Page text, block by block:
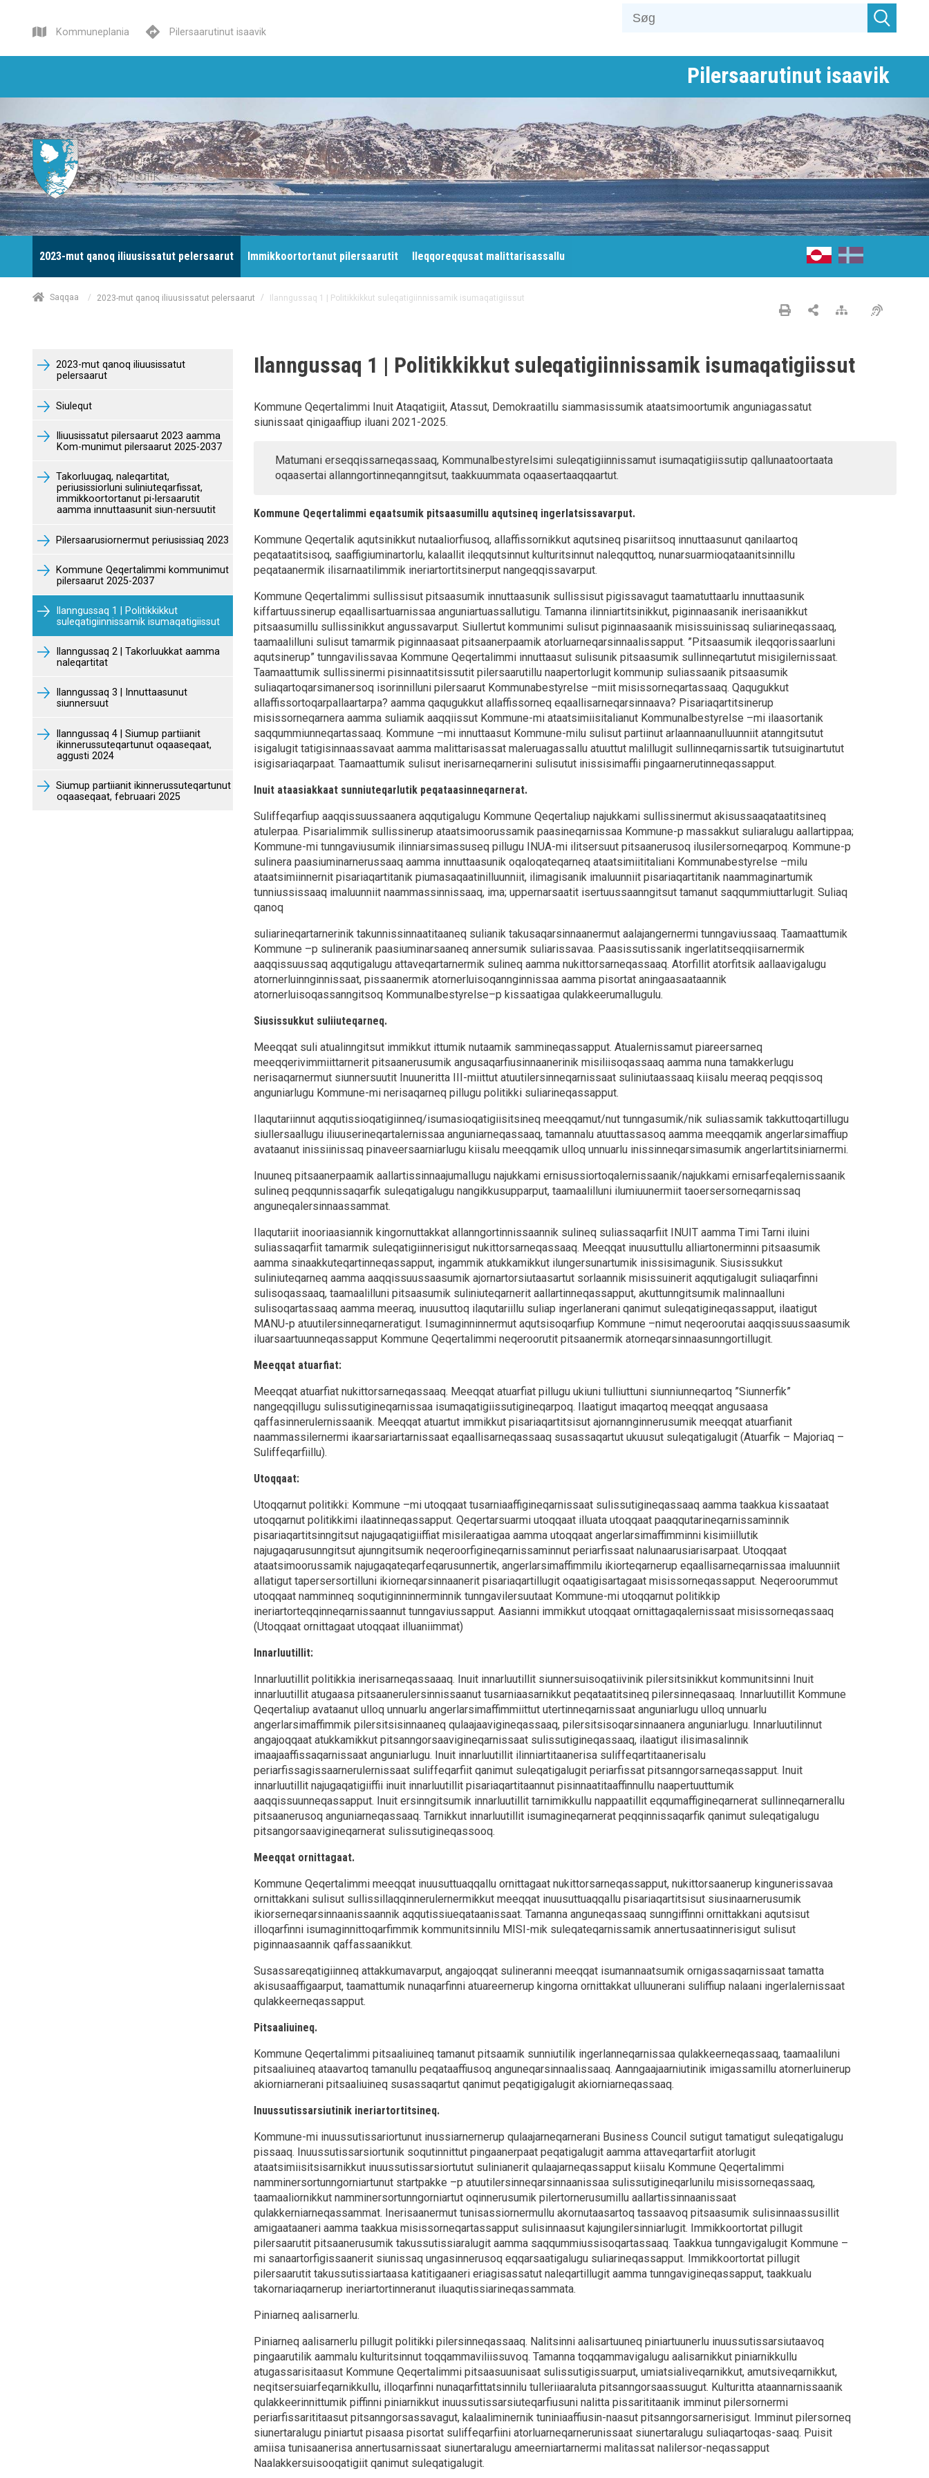
Kommuneplania Pilersaarutinut isaavik
Pilersaarutinut isaavik
2023-mut qanoq iliuusissatut pelersaarut Immikkoortortanut pilersaarutit Ileqqoreqqusat malittarisassallu
Saqqaa / 2023-mut qanoq iliuusissatut pelersaarut / Ilanngussaq 1 | Politikkikkut suleqatigiinnissamik isumaqatigiissut
2023-mut qanoq iliuusissatut
pelersaarut
Siulequt
Iliuusissatut pilersaarut 2023 aamma
Kom-munimut pilersaarut 2025-2037
Takorluugaq, naleqartitat,
periusissiorluni suliniuteqarfissat,
immikkoortortanut pi-lersaarutit
aamma innuttaasunit siun-nersuutit
Pilersaarusiornermut periusissiaq 2023
Kommune Qeqertalimmi kommunimut
pilersaarut 2025-2037
Ilanngussaq 1 | Politikkikkut
suleqatigiinnissamik isumaqatigiissut
Ilanngussaq 2 | Takorluukkat aamma
naleqartitat
Ilanngussaq 3 | Innuttaasunut
siunnersuut
Ilanngussaq 4 | Siumup partiianit
ikinnerussuteqartunut oqaaseqaat,
aggusti 2024
Siumup partiianit ikinnerussuteqartunut
oqaaseqaat, februaari 2025
Ilanngussaq 1 | Politikkikkut suleqatigiinnissamik isumaqatigiissut
Kommune Qeqertalimmi Inuit Ataqatigiit, Atassut, Demokraatillu siammasissumik ataatsimoortumik anguniagassatut
siunissaat qinigaaffiup iluani 2021-2025.
Matumani erseqqissarneqassaaq, Kommunalbestyrelsimi suleqatigiinnissamut isumaqatigiissutip qallunaatoortaata
oqaasertai allanngortinneqanngitsut, taakkuummata oqaasertaaqqaartut.
Kommune Qeqertalimmi eqaatsumik pitsaasumillu aqutsineq ingerlatsissavarput.
Kommune Qeqertalik aqutsinikkut nutaaliorfiusoq, allaffissornikkut aqutsineq pisariitsoq innuttaasunut qanilaartoq
peqataatitsisoq, saaffigiuminartorlu, kalaallit ileqqutsinnut kulturitsinnut naleqquttoq, nunarsuarmioqataanitsinnillu
peqataanermik ilisarnaatilimmik ineriartortitsinerput nangeqqissavarput.
Kommune Qeqertalimmi sullissisut pitsaasumik innuttaasunik sullissisut pigissavagut taamatuttaarlu innuttaasunik
kiffartuussinerup eqaallisartuarnissaa anguniartuassallutigu. Tamanna ilinniartitsinikkut, piginnaasanik inerisaanikkut
pitsaasumillu sullissinikkut angussavarput. Siullertut kommunimi sulisut piginnaasaanik misissuinissaq suliarineqassaaq,
taamaalilluni sulisut tamarmik piginnaasaat pitsaanerpaamik atorluarneqarsinnaalissapput. ”Pitsaasumik ileqqorissaarluni
aqutsinerup” tunngavilissavaa Kommune Qeqertalimmi innuttaasut sulisunik pitsaasumik sullinneqartutut misigilernissaat.
Taamaattumik sullissinermi pisinnaatitsissutit pilersaarutillu naapertorlugit kommunip suliassaanik pitsaasumik
suliaqartoqarsimanersoq isorinnilluni pilersaarut Kommunabestyrelse –miit misissorneqartassaaq. Qaqugukkut
allaffissortoqarpallaartarpa? aamma qaqugukkut allaffissorneq eqaallisarneqarsinnaava? Pisariaqartitsinerup
misissorneqarnera aamma suliamik aaqqiissut Kommune-mi ataatsimiisitalianut Kommunalbestyrelse –mi ilaasortanik
saqqummiunneqartassaaq. Kommune –mi innuttaasut Kommune-milu sulisut partiinut arlaannaanulluunniit atanngitsutut
isigalugit tatigisinnaassavaat aamma malittarisassat maleruagassallu atuuttut malillugit sullinneqarnissartik tutsuiginartutut
isigisariaqarpaat. Taamaattumik sulisut inerisarneqarnerini sulisutut inissisimaffii pingaarnerutinneqassapput.
Inuit ataasiakkaat sunniuteqarlutik peqataasinneqarnerat.
Suliffeqarfiup aaqqissuussaanera aqqutigalugu Kommune Qeqertaliup najukkami sullissinermut akisussaaqataatitsineq
atulerpaa. Pisarialimmik sullissinerup ataatsimoorussamik paasineqarnissaa Kommune-p massakkut suliaralugu aallartippaa;
Kommune-mi tunngaviusumik ilinniarsimassuseq pillugu INUA-mi ilitsersuut pitsaanerusoq ilusilersorneqarpoq. Kommune-p
sulinera paasiuminarnerussaaq aamma innuttaasunik oqaloqateqarneq ataatsimiititaliani Kommunabestyrelse –milu
ataatsimiinnernit pisariaqartitanik piumasaqaatinilluunniit, ilimagisanik imaluunniit pisariaqartitanik naammaginartumik
tunniussissaaq imaluunniit naammassinnissaaq, ima; uppernarsaatit isertuussaanngitsut tamanut saqqummiuttarlugit. Suliaq
qanoq
suliarineqartarnerinik takunnissinnaatitaaneq sulianik takusaqarsinnaanermut aalajangernermi tunngaviussaaq. Taamaattumik
Kommune –p sulineranik paasiuminarsaaneq annersumik suliarissavaa. Paasissutissanik ingerlatitseqqiisarnermik
aaqqissuussaq aqqutigalugu attaveqartarnermik sulineq aamma nukittorsarneqassaaq. Atorfillit atorfitsik aallaavigalugu
atornerluinnginnissaat, pissaanermik atornerluisoqannginnissaa aamma pisortat aningaasaataannik
atornerluisoqassanngitsoq Kommunalbestyrelse–p kissaatigaa qulakkeerumallugulu.
Siusissukkut suliiuteqarneq.
Meeqqat suli atualinngitsut immikkut ittumik nutaamik sammineqassapput. Atualernissamut piareersarneq
meeqqerivimmiittarnerit pitsaanerusumik angusaqarfiusinnaanerinik misiliisoqassaaq aamma nuna tamakkerlugu
nerisaqarnermut siunnersuutit Inuuneritta III-miittut atuutilersinneqarnissaat suliniutaassaaq kiisalu meeraq peqqissoq
anguniarlugu Kommune-mi nerisaqarneq pillugu politikki suliarineqassapput.
Ilaqutariinnut aqqutissioqatigiinneq/isumasioqatigiisitsineq meeqqamut/nut tunngasumik/nik suliassamik takkuttoqartillugu
siullersaallugu iliuuserineqartalernissaa anguniarneqassaaq, tamannalu atuuttassasoq aamma meeqqamik angerlarsimaffiup
avataanut inissiinissaq pinaveersaarniarlugu kiisalu meeqqamik ulloq unnuarlu inissinneqarsimasumik angerlartitsiniarnermi.
Inuuneq pitsaanerpaamik aallartissinnaajumallugu najukkami ernisussiortoqalernissaanik/najukkami ernisarfeqalernissaanik
sulineq peqqunnissaqarfik suleqatigalugu nangikkusupparput, taamaalilluni ilumiuunermiit taoersersorneqarnissaq
anguneqalersinnaassammat.
Ilaqutariit inooriaasiannik kingornuttakkat allanngortinnissaannik sulineq suliassaqarfiit INUIT aamma Timi Tarni iluini
suliassaqarfiit tamarmik suleqatigiinnerisigut nukittorsarneqassaaq. Meeqqat inuusuttullu alliartonerminni pitsaasumik
aamma sinaakkuteqartinneqassapput, ingammik atukkamikkut ilungersunartumik inissisimagunik. Siusissukkut
suliniuteqarneq aamma aaqqissuussaasumik ajornartorsiutaasartut sorlaannik misissuinerit aqqutigalugit suliaqarfinni
sulisoqassaaq, taamaalilluni pitsaasumik suliniuteqarnerit aallartinneqassapput, akuttunngitsumik malinnaalluni
sulisoqartassaaq aamma meeraq, inuusuttoq ilaqutariillu suliap ingerlanerani qanimut suleqatigineqassapput, ilaatigut
MANU-p atuutilersinneqarneratigut. Isumaginninnermut aqutsisoqarfiup Kommune –nimut neqeroorutai aaqqissuussaasumik
iluarsaartuunneqassapput Kommune Qeqertalimmi neqeroorutit pitsaanermik atorneqarsinnaasunngortillugit.
Meeqqat atuarfiat:
Meeqqat atuarfiat nukittorsarneqassaaq. Meeqqat atuarfiat pillugu ukiuni tulliuttuni siunniunneqartoq ”Siunnerfik”
nangeqqillugu sulissutigineqarnissaa isumaqatigiissutigineqarpoq. Ilaatigut imaqartoq meeqqat angusaasa
qaffasinnerulernissaanik. Meeqqat atuartut immikkut pisariaqartitsisut ajornannginnerusumik meeqqat atuarfianit
naammassilernermi ikaarsariartarnissaat eqaallisarneqassaaq susassaqartut ukuusut suleqatigalugit (Atuarfik – Majoriaq –
Suliffeqarfiillu).
Utoqqaat:
Utoqqarnut politikki: Kommune –mi utoqqaat tusarniaaffigineqarnissaat sulissutigineqassaaq aamma taakkua kissaataat
utoqqarnut politikkimi ilaatinneqassapput. Qeqertarsuarmi utoqqaat illuata utoqqaat paaqqutarineqarnissaminnik
pisariaqartitsinngitsut najugaqatigiiffiat misileraatigaa aamma utoqqaat angerlarsimaffimminni kisimiillutik
najugaqarusunngitsut ajunngitsumik neqeroorfigineqarnissaminnut periarfissaat nalunaarusiarisarpaat. Utoqqaat
ataatsimoorussamik najugaqateqarfeqarusunnertik, angerlarsimaffimmilu ikiorteqarnerup eqaallisarneqarnissaa imaluunniit
allatigut tapersersortilluni ikiorneqarsinnaanerit pisariaqartillugit oqaatigisartagaat misissorneqassapput. Neqeroorummut
utoqqaat namminneq soqutiginninnerminnik tunngavilersuutaat Kommune-mi utoqqarnut politikkip
ineriartorteqqinneqarnissaannut tunngaviussapput. Aasianni immikkut utoqqaat ornittagaqalernissaat misissorneqassaaq
(Utoqqaat ornittagaat utoqqaat illuaniimmat)
Innarluutillit:
Innarluutillit politikkia inerisarneqassaaaq. Inuit innarluutillit siunnersuisoqatiivinik pilersitsinikkut kommunitsinni Inuit
innarluutillit atugaasa pitsaanerulersinnissaanut tusarniaasarnikkut peqataatitsineq pilersinneqasaaq. Innarluutillit Kommune
Qeqertaliup avataanut ulloq unnuarlu angerlarsimaffimmiittut utertinneqarnissaat anguniarlugu ulloq unnuarlu
angerlarsimaffimmik pilersitsisinnaaneq qulaajaavigineqassaaq, pilersitsisoqarsinnaanera anguniarlugu. Innarluutilinnut
angajoqqaat atukkamikkut pitsanngorsaavigineqarnissaat sulissutigineqassaaq, ilaatigut ilisimasalinnik
imaajaaffissaqarnissaat anguniarlugu. Inuit innarluutillit ilinniartitaanerisa suliffeqartitaanerisalu
periarfissagissaarnerulernissaat suliffeqarfiit qanimut suleqatigalugit periarfissat pitsanngorsarneqassapput. Inuit
innarluutillit najugaqatigiiffii inuit innarluutillit pisariaqartitaannut pisinnaatitaaffinnullu naapertuuttumik
aaqqissuunneqassapput. Inuit ersinngitsumik innarluutillit tarnimikkullu nappaatillit eqqumaffigineqarnerat sullinneqarnerallu
pitsaanerusoq anguniarneqassaaq. Tarnikkut innarluutillit isumagineqarnerat peqqinnissaqarfik qanimut suleqatigalugu
pitsangorsaavigineqarnerat sulissutigineqassooq.
Meeqqat ornittagaat.
Kommune Qeqertalimmi meeqqat inuusuttuaqqallu ornittagaat nukittorsarneqassapput, nukittorsaanerup kingunerissavaa
ornittakkani sulisut sullissillaqqinnerulernermikkut meeqqat inuusuttuaqqallu pisariaqartitsisut siusinaarnerusumik
ikiorserneqarsinnaanissaannik aqqutissiueqataanissaat. Tamanna anguneqassaaq sunngiffinni ornittakkani aqutsisut
illoqarfinni isumaginnittoqarfimmik kommunitsinnilu MISI-mik suleqateqarnissamik annertusaatinnerisigut sulisut
piginnaasaannik qaffassaanikkut.
Susassareqatigiinneq attakkumavarput, angajoqqat sulineranni meeqqat isumannaatsumik ornigassaqarnissaat tamatta
akisusaaffigaarput, taamattumik nunaqarfinni atuareernerup kingorna ornittakkat ulluunerani suliffiup nalaani ingerlalernissaat
qulakkeerneqassapput.
Pitsaaliuineq.
Kommune Qeqertalimmi pitsaaliuineq tamanut pitsaamik sunniutilik ingerlanneqarnissaa qulakkeerneqassaaq, taamaaliluni
pitsaaliuineq ataavartoq tamanullu peqataaffiusoq anguneqarsinnaalissaaq. Aanngaajaarniutinik imigassamillu atornerluinerup
akiorniarnerani pitsaaliuineq susassaqartut qanimut peqatigigalugit akiorniarneqassaaq.
Inuussutissarsiutinik ineriartortitsineq.
Kommune-mi inuussutissariortunut inussiarnernerup qulaajarneqarnerani Business Council sutigut tamatigut suleqatigalugu
pissaaq. Inuussutissarsiortunik soqutinnittut pingaanerpaat peqatigalugit aamma attaveqartarfiit atorlugit
ataatsimiisitsisarnikkut inuussutissarsiortutut sulinianerit qulaajarneqassapput kiisalu Kommune Qeqertalimmi
namminersortunngorniartunut startpakke –p atuutilersinneqarsinnaanissaa sulissutigineqarlunilu misissorneqassaaq,
taamaaliornikkut namminersortunngorniartut oqinnerusumik pilertornerusumillu aallartissinnaanissaat
qulakkerniarneqassammat. Inerisaanermut tunisassiornermullu akornutaasartoq tassaavoq pitsaasumik sulisinnaassusillit
amigaataaneri aamma taakkua misissorneqartassapput sulisinnaasut kajungilersinniarlugit. Immikkoortortat pillugit
pilersaarutit pitsaanerusumik takussutissiaralugit aamma saqqummiussisoqartassaaq. Taakkua tunngavigalugit Kommune –
mi sanaartorfigissaanerit siunissaq ungasinnerusoq eqqarsaatigalugu suliarineqassapput. Immikkoortortat pillugit
pilersaarutit takussutissiartaasa katitigaaneri eriagisassatut naleqartillugit aamma tunngavigineqassapput, taakkualu
takornariaqarnerup ineriartortinneranut iluaqutissiarineqassammata.
Piniarneq aalisarnerlu.
Piniarneq aalisarnerlu pillugit politikki pilersinneqassaaq. Nalitsinni aalisartuuneq piniartuunerlu inuussutissarsiutaavoq
pingaarutilik aammalu kulturitsinnut toqqammaviliissuvoq. Tamanna toqqammavigalugu aalisarnikkut piniarnikkullu
atugassarisitaasut Kommune Qeqertalimmi pitsaasuunisaat sulissutigissuarput, umiatsialiveqarnikkut, amutsiveqarnikkut,
neqitsersuiarfeqarnikkullu, illoqarfinni nunaqarfittatsinnilu tulleriiaaraluta pitsanngorsaassuugut. Kulturitta ataannarnissaanik
qulakkeerinnittumik piffinni piniarnikkut inuussutissarsiuteqarfiusuni nalitta pissarititaanik imminut pilersornermi
periarfissarititaasut pitsanngorsassavagut, kalaaliminernik tuniniaaffiusin-naasut pitsanngorsarnerisigut. Imminut pilersorneq
siunertaralugu piniartut pisaasa pisortat suliffeqarfiini atorluarneqarnerunissaat siunertaralugu suliaqartoqas-saaq. Puisit
amiisa tunisaanerisa annertusarnissaat siunertaralugu ameerniartarnermi malitassat nalilersor-neqassapput
Naalakkersuisooqatigiit qanimut suleqatigalugit.